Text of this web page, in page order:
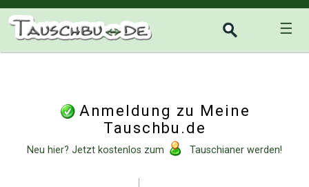
☰
Anmeldung zu Meine
Tauschbu.de
Neu hier? Jetzt kostenlos zum Tauschianer werden!